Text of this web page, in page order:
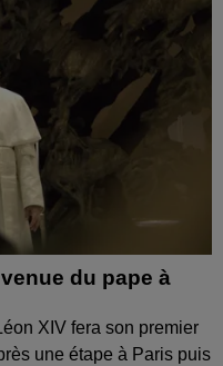
du pape à
XIV fera son premier
une étape à Paris puis